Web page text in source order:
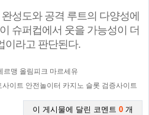
성도와 공격 루트의 다양성에
슈퍼컵에서 웃을 가능성이 더
이라고 판단된다.
맹 올림피크 마르세유
이트 안전놀이터 카지노 슬롯 검증사이트
이 게시물에 달린 코멘트 0 개